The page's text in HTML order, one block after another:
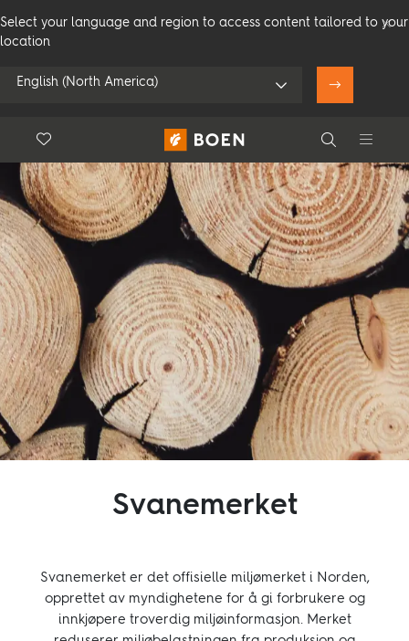
Select your language and region to access content tailored to your
location
English (North America)
Bruk min posisjon
Se alle forhandlere
Search
Search
Floor.Wishlist
Forbruker Profesjonelle
Produkter
Inspirasjon
Bærekraft
Følg oss:
Svanemerket
Svanemerket er det offisielle miljømerket i Norden,
opprettet av myndighetene for å gi forbrukere og
innkjøpere troverdig miljøinformasjon. Merket